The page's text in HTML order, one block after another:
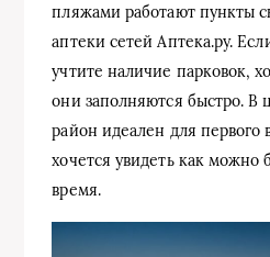
пляжами работают пункты
аптеки сетей Аптека.ру.
учтите наличие парковок,
они заполняются быстро. В
район идеален для первого
хочется увидеть как можно
время.